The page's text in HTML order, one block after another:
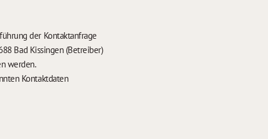
der Kontaktanfrage
Bad Kissingen (Betreiber)
werden.
Kontaktdaten